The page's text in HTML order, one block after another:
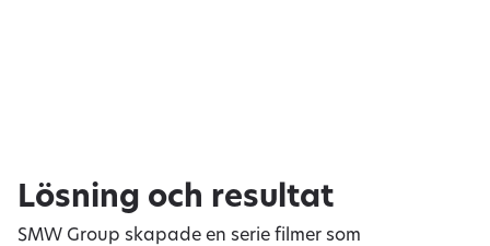
Lösning och resultat
SMW Group skapade en serie filmer som